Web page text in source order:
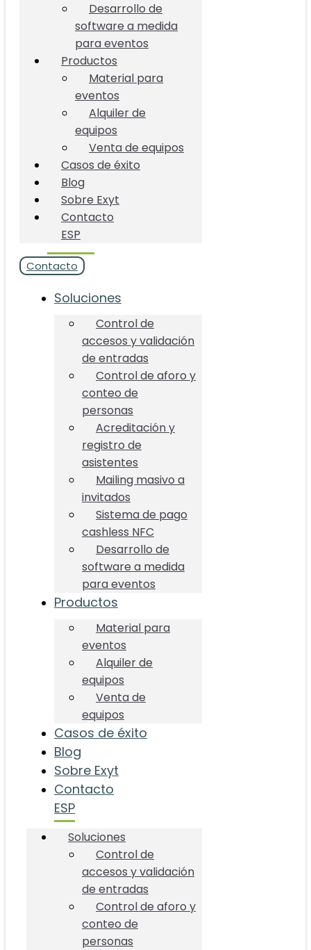
Desarrollo de
software a medida
para eventos
Productos
Material para
eventos
Alquiler de
equipos
Venta de equipos
Casos de éxito
Blog
Sobre Exyt
Contacto
ESP
Contacto
Soluciones
Control de
accesos y validación
de entradas
Control de aforo y
conteo de
personas
Acreditación y
registro de
asistentes
Mailing masivo a
invitados
Sistema de pago
cashless NFC
Desarrollo de
software a medida
para eventos
Productos
Material para
eventos
Alquiler de
equipos
Venta de
equipos
Casos de éxito
Blog
Sobre Exyt
Contacto
ESP
Soluciones
Control de
accesos y validación
de entradas
Control de aforo y
conteo de
personas